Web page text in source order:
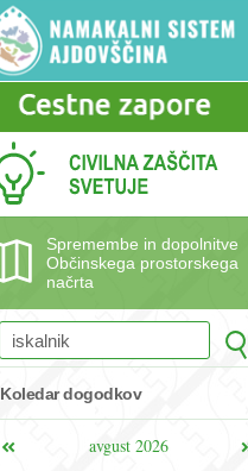
Spremembe in dopolnitve
Občinskega prostorskega
načrta
Koledar dogodkov
avgust 2026